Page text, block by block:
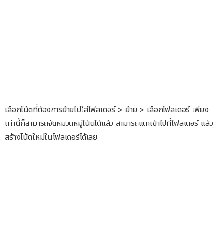
เลือกโน้ตที่ต้องการย้ายไปใส่โฟลเดอร์ > ย้าย > เลือกโฟลเดอร์ เพียง
เท่านี้ก็สามารถจัดหมวดหมู่โน้ตได้แล้ว สามารถแตะเข้าไปที่โฟลเดอร์ แล้ว
สร้างโน้ตใหม่ในโฟลเดอร์ได้เลย